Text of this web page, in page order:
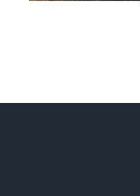
fundo Chacra
Cuarto